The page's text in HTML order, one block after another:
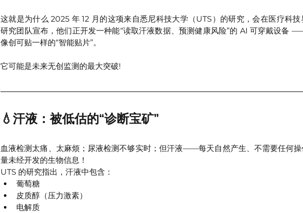
这就是为什么 2025 年 12 月的这项来自悉尼科技大学（UTS）的研究，会在医疗科
研究团队宣布，他们正开发一种能“读取汗液数据、预测健康风险”的 AI 可穿戴设备
像创可贴一样的“智能贴片”。
它可能是未来无创监测的最大突破!
💧汗液：被低估的“诊断宝矿”
血液检测太痛、太麻烦；尿液检测不够实时；但汗液——每天自然产生、不需要任何
量未经开发的生物信息！
UTS 的研究指出，汗液中包含：
葡萄糖
皮质醇（压力激素）
电解质